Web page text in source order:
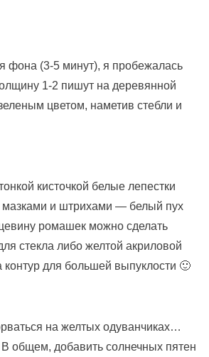
фона (3-5 минут), я пробежалась
1-2 пишут на деревянной
цветом, наметив стебли и
кисточкой белые лепестки
мазками и штрихами — белый пух
ромашек можно сделать
стекла либо желтой акриловой
для большей выпуклости 🙂
на желтых одуванчиках…
общем, добавить солнечных пятен